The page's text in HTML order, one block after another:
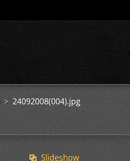
> 24092008(004).jpg
Slideshow